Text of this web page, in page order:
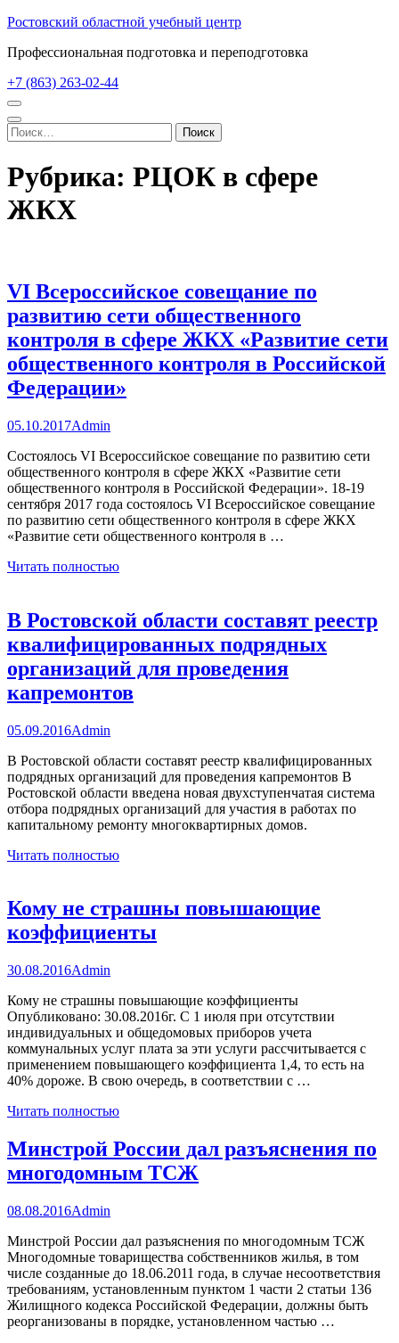
Перейти
содержимому
Enter)
Ростовский областной учебный центр
Профессиональная подготовка и переподготовка
+7 (863) 263-02-44
Найти:
Рубрика: РЦОК в сфере
ЖКХ
VI Всероссийское совещание по
развитию сети общественного
контроля в сфере ЖКХ «Развитие сети
общественного контроля в Российской
Федерации»
05.10.2017Admin
Состоялось VI Всероссийское совещание по развитию сети
общественного контроля в сфере ЖКХ «Развитие сети
общественного контроля в Российской Федерации». 18-19
сентября 2017 года состоялось VI Всероссийское совещание
по развитию сети общественного контроля в сфере ЖКХ
«Развитие сети общественного контроля в …
Читать полностью
В Ростовской области составят реестр
квалифицированных подрядных
организаций для проведения
капремонтов
05.09.2016Admin
В Ростовской области составят реестр квалифицированных
подрядных организаций для проведения капремонтов В
Ростовской области введена новая двухступенчатая система
отбора подрядных организаций для участия в работах по
капитальному ремонту многоквартирных домов.
Читать полностью
Кому не страшны повышающие
коэффициенты
30.08.2016Admin
Кому не страшны повышающие коэффициенты
Опубликовано: 30.08.2016г. С 1 июля при отсутствии
индивидуальных и общедомовых приборов учета
коммунальных услуг плата за эти услуги рассчитывается с
применением повышающего коэффициента 1,4, то есть на
40% дороже. В свою очередь, в соответствии с …
Читать полностью
Минстрой России дал разъяснения по
многодомным ТСЖ
08.08.2016Admin
Минстрой России дал разъяснения по многодомным ТСЖ
Многодомные товарищества собственников жилья, в том
числе созданные до 18.06.2011 года, в случае несоответствия
требованиям, установленным пунктом 1 части 2 статьи 136
Жилищного кодекса Российской Федерации, должны быть
реорганизованы в порядке, установленном частью …